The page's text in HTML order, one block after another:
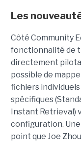
Les
Côté Community
fonctionnalité de
directement
possible de
fichiers
spécifiques
Instant Retrieval)
configuration.
point que Joe